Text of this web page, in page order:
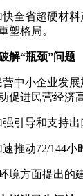
省超硬材料
塑格局。
解“瓶颈”问题
小企业发展
促进民营经济
导和支持出
动72/144小
方面提出的建